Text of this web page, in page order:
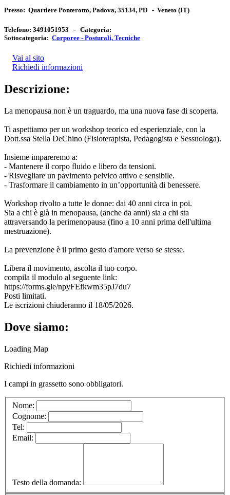
Presso: Quartiere Ponterotto, Padova, 35134, PD - Veneto (IT)
Telefono: 3491051953 - Categoria:
Sottocategoria: Corporee - Posturali, Tecniche
Vai al sito
Richiedi informazioni
Descrizione:
La menopausa non è un traguardo, ma una nuova fase di scoperta.
Ti aspettiamo per un workshop teorico ed esperienziale, con la
Dott.ssa Stella DeChino (Fisioterapista, Pedagogista e Sessuologa).
Insieme impareremo a:
- Mantenere il corpo fluido e libero da tensioni.
- Risvegliare un pavimento pelvico attivo e sensibile.
- Trasformare il cambiamento in un’opportunità di benessere.
Workshop rivolto a tutte le donne: dai 40 anni circa in poi.
Sia a chi è già in menopausa, (anche da anni) sia a chi sta
attraversando la perimenopausa (fino a 10 anni prima dell'ultima
mestruazione).
La prevenzione è il primo gesto d'amore verso se stesse.
Libera il movimento, ascolta il tuo corpo.
compila il modulo al seguente link:
https://forms.gle/npyFEfkwm35pJ7du7
Posti limitati.
Le iscrizioni chiuderanno il 18/05/2026.
Dove siamo:
Loading Map
Richiedi informazioni
I campi in grassetto sono obbligatori.
Nome:
Cognome:
Tel:
Email:
Testo della domanda: